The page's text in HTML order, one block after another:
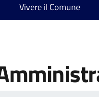
Vivere il Comune